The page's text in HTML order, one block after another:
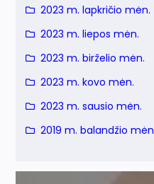
2023 m. lapkričio mėn.
2023 m. liepos mėn.
2023 m. birželio mėn.
2023 m. kovo mėn.
2023 m. sausio mėn.
2019 m. balandžio